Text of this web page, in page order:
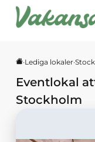
·Lediga lokaler·
Eventlokal
Stockholm